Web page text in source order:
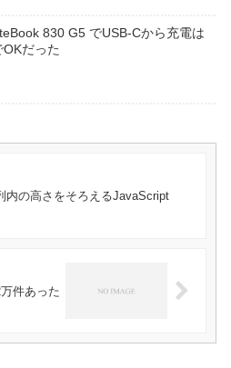
830 G5 でUSB-Cから充電は
だった
内の高さをそろえるJavaScript
件あった